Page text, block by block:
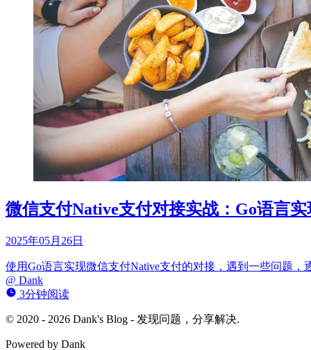
微信支付Native支付对接实战：Go语言
2025年05月26日
使用Go语言实现微信支付Native支付的对接，遇到一些问题，
@ Dank
3分钟阅读
© 2020 - 2026 Dank's Blog - 发现问题，分享解决.
Powered by Dank